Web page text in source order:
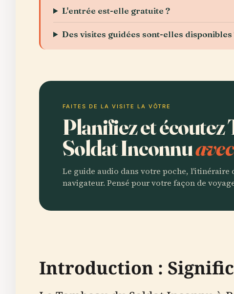
L'entrée est-elle gratuite ?
Des visites guidées sont-elles disponibles
FAITES DE LA VISITE LA VÔTRE
Planifiez et écoutez
Soldat Inconnu
Le guide audio dans votre poche, l'itinéraire
navigateur. Pensé pour votre façon de
Introduction :